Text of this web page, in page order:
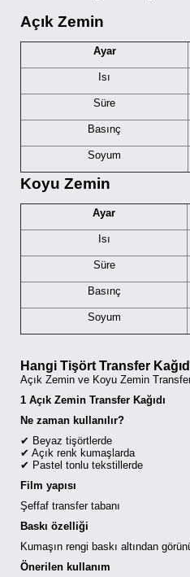
Açık Zemin
Ayar
Isı
Süre
Basınç
Soyum
Koyu Zemin
Ayar
Isı
Süre
Basınç
Soyum
Hangi Tişört Transfer
Açık Zemin ve Koyu Zemin
1 Açık Zemin Transfer Kağıdı
Ne zaman kullanılır?
✔ Beyaz tişörtlerde
✔ Açık renk kumaşlarda
✔ Pastel tonlu tekstillerde
Film yapısı
Şeffaf transfer tabanı
Baskı özelliği
Kumaşın rengi baskı altından
Önerilen kullanım